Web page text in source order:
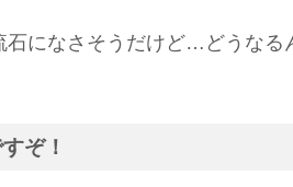
になさそうだけど…どうなる
ぞ！